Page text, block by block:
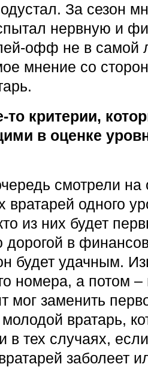
За сезон
нервную и
офф не в самой
мнение со
то критерии,
в оценке
смотрели на
вратарей одного
из них будет
дорогой в
будет удачным.
номера, а потом –
мог заменить
вратарь,
в тех случаях,
заболеет